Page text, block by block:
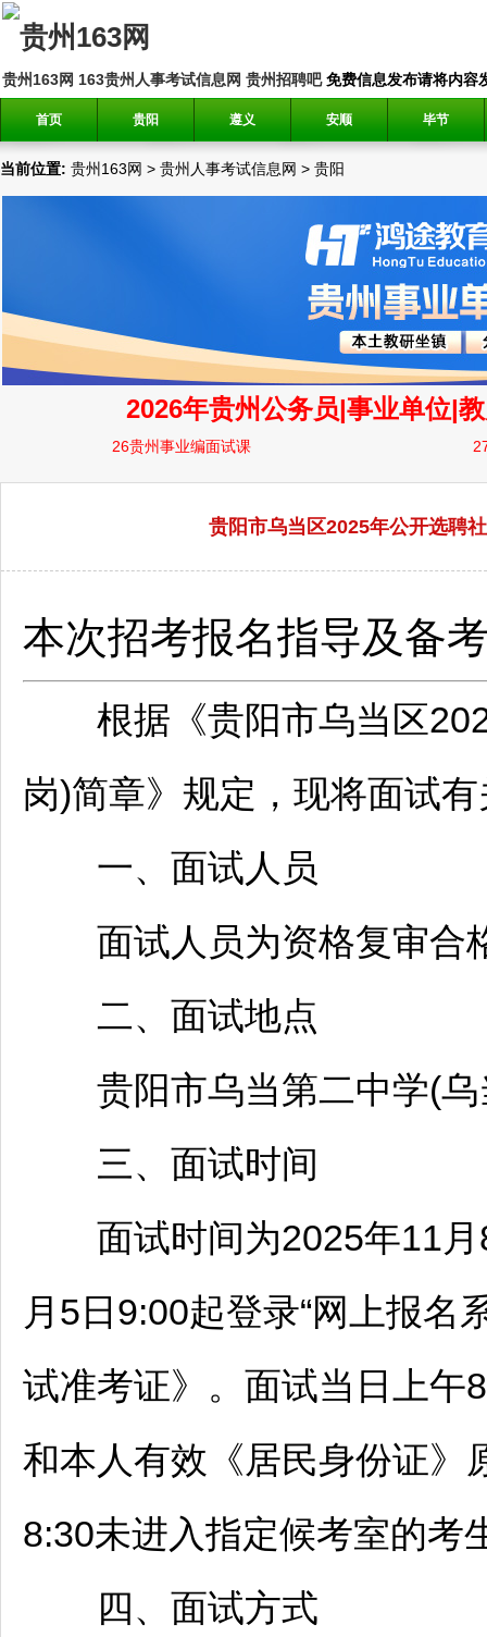
贵州163网 163贵州人事考试信息网 贵州招聘吧免费信息发布请将内容
首页 贵阳 遵义 安顺 毕节
当前位置: 贵州163网 > 贵州人事考试信息网 > 贵阳
贵阳市乌当区2025年公开选聘
本次招考报名指导及备
根据《贵阳市乌当 区
岗)简章》规定，现将面试
一、面试人员
面试人员为资格复审合
二、面试地点
贵阳市乌当第二中学(乌
三、面试时间
面试时间为2025年11月
月5日9:00起登录“网上报名
试准考证》。面试当日上午
和本人有效《居民身份证》
8:30未进入指定候考室的考
四、面试方式